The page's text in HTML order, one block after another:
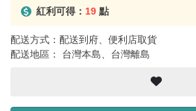
紅利可得： 19 點
配送方式：配送到府、便利店取貨
配送地區： 台灣本島、台灣離島